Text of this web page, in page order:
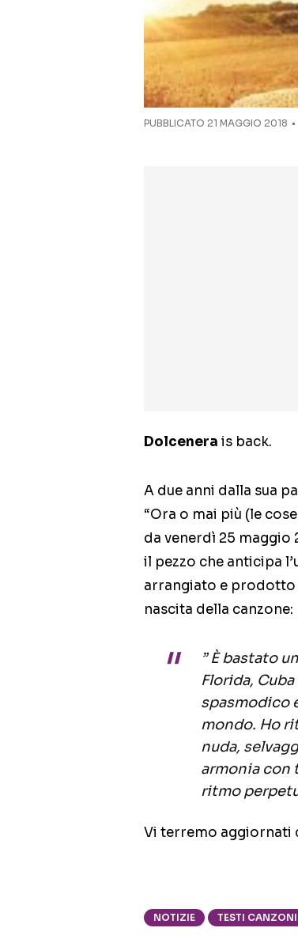
PUBBLICATO 21 MAGGIO 2018
Dolcenera is back.
A due anni dalla sua
“Ora o mai più (le
da venerdì 25 maggio
il pezzo che anticipa
arrangiato e prodotto
nascita della canzone:
” È bastato
Florida,
spasmodico
mondo. Ho
nuda,
armonia con
ritmo
Vi terremo aggiornati
NOTIZIE TESTI CANZONI